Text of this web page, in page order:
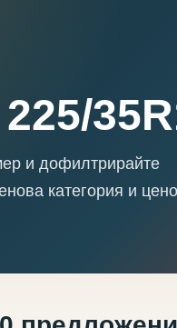
и дофилтрирайте
категория и